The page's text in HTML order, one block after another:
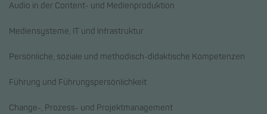
Audio in der Content- und Medienproduktion
Mediensysteme, IT und Infrastruktur
Persönliche, soziale und methodisch-didaktische Kompetenzen
Führung und Führungspersönlichkeit
Change-, Prozess- und Projektmanagement